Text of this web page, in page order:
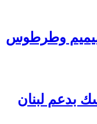
وطرطوس
بدعم لبنان